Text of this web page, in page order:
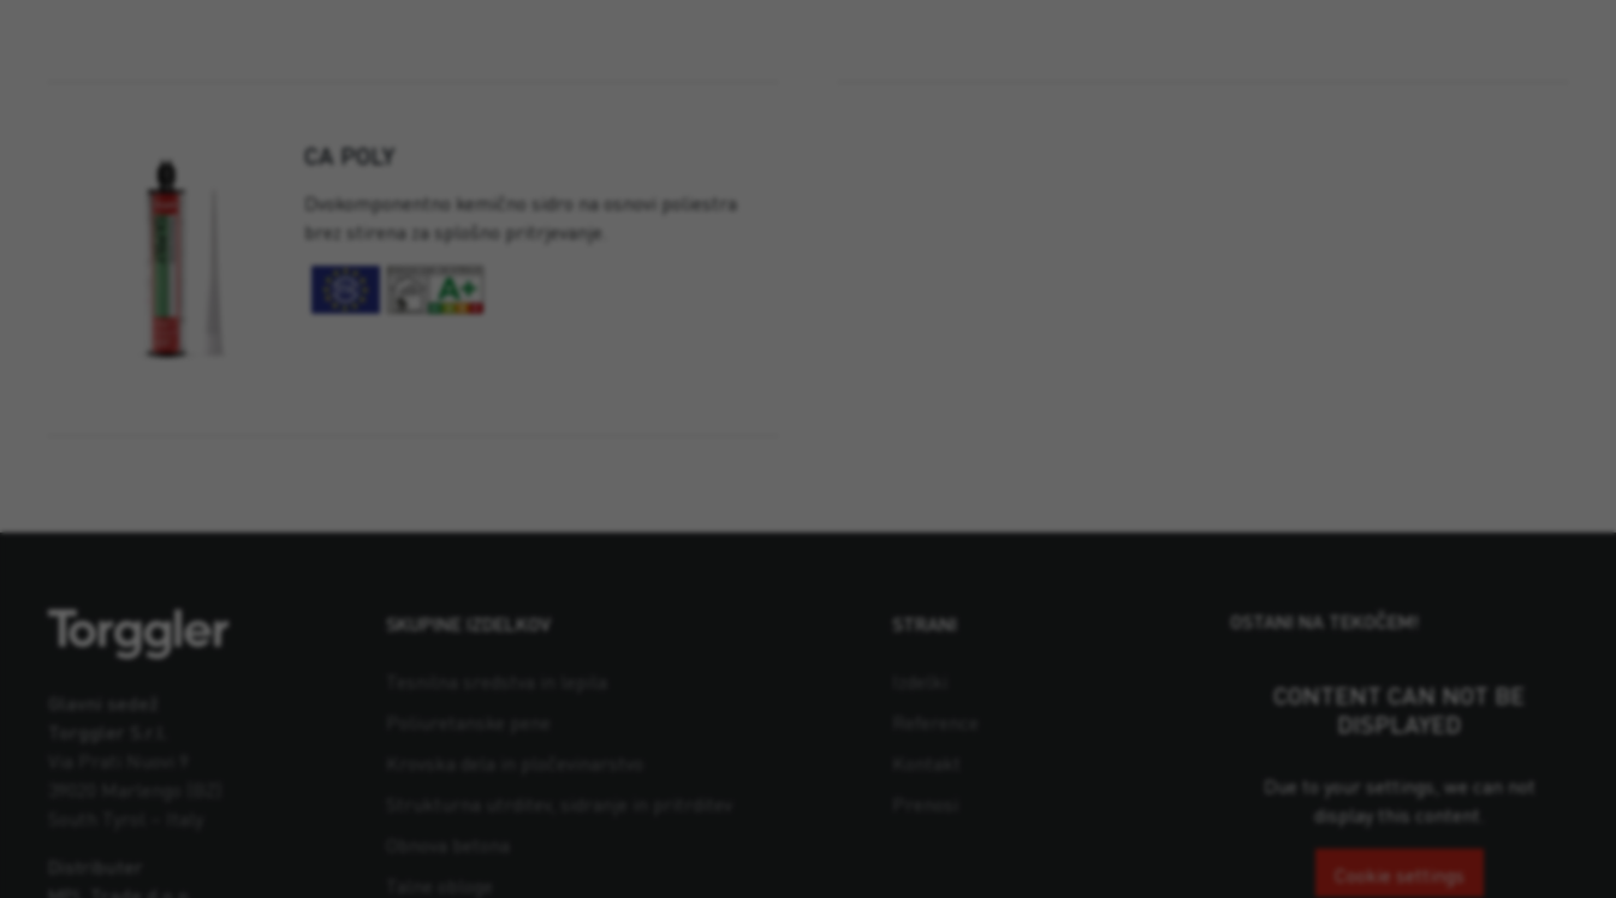
CA POLY
Dvokomponentno kemično sidro na osnovi poliestra
brez stirena za splošno pritrjevanje.
SKUPINE IZDELKOV STRANI OSTANI NA TEKOČEM!
CONTENT CAN NOT BE
DISPLAYED
Due to your settings, we can not
display this content.
Cookie settings